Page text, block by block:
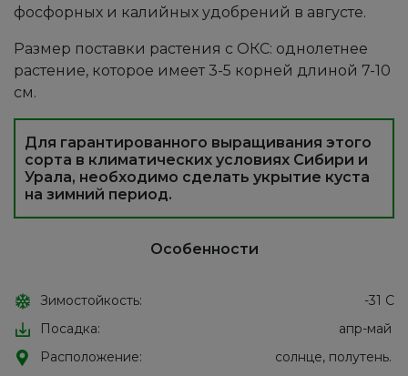
фосфорных и калийных удобрений в августе.
Размер поставки растения с ОКС: однолетнее
растение, которое имеет 3-5 корней длиной 7-10
см.
Для гарантированного выращивания этого
сорта в климатических условиях Сибири и
Урала, необходимо сделать укрытие куста
на зимний период.
Особенности
Зимостойкость:
-31 С
Посадка:
апр-май
Расположение:
солнце, полутень.